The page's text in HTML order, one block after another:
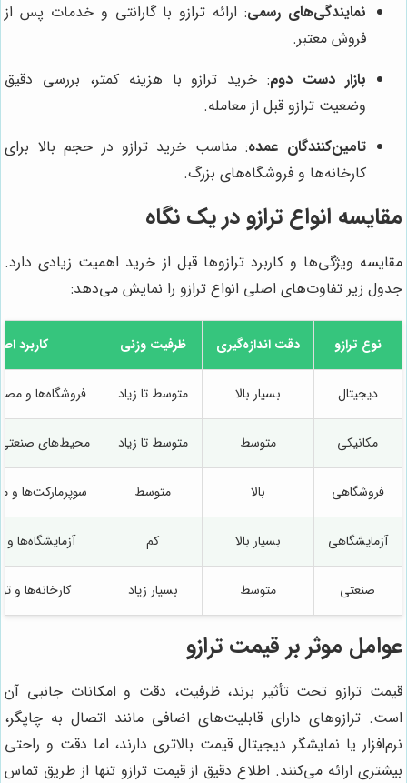
نمایندگی‌های رسمی: ارائه ترازو با گارانتی و خدمات پس از
فروش معتبر.
بازار دست دوم: خرید ترازو با هزینه کمتر، بررسی دقیق
وضعیت ترازو قبل از معامله.
تامین‌کنندگان عمده: مناسب خرید ترازو در حجم بالا برای
کارخانه‌ها و فروشگاه‌های بزرگ.
مقایسه انواع ترازو در یک نگاه
مقایسه ویژگی‌ها و کاربرد ترازوها قبل از خرید اهمیت زیادی دارد.
جدول زیر تفاوت‌های اصلی انواع ترازو را نمایش می‌دهد:
نوع ترازو دقت اندازه‌گیری ظرفیت وزنی کاربرد
دیجیتال بسیار بالا متوسط تا زیاد فروشگاه‌ها و
مکانیکی متوسط متوسط تا زیاد محیط‌های صنعتی
فروشگاهی بالا متوسط سوپرمارکت‌ها و
آزمایشگاهی بسیار بالا کم آزمایشگاه‌ها
صنعتی متوسط بسیار زیاد کارخانه‌ها و
عوامل موثر بر قیمت ترازو
قیمت ترازو تحت تأثیر برند، ظرفیت، دقت و امکانات جانبی آن
است. ترازوهای دارای قابلیت‌های اضافی مانند اتصال به چاپگر،
نرم‌افزار یا نمایشگر دیجیتال قیمت بالاتری دارند، اما دقت و راحتی
بیشتری ارائه می‌کنند. اطلاع دقیق از قیمت ترازو تنها از طریق تماس